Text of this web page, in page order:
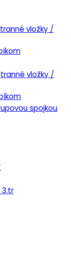
vložky /
vložky /
spojkou
3.tr